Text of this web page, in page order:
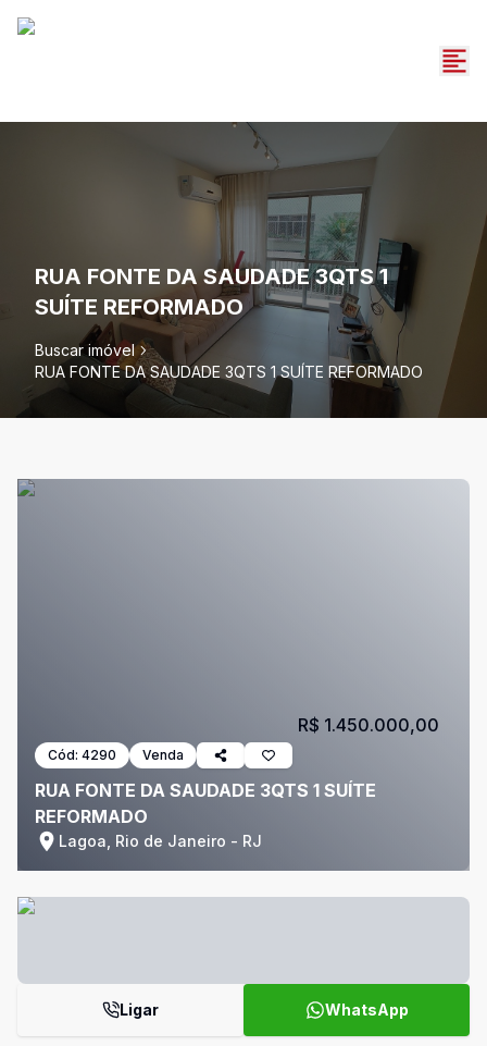
RUA FONTE DA SAUDADE 3QTS 1
SUÍTE REFORMADO
Buscar imóvel
RUA FONTE DA SAUDADE 3QTS 1 SUÍTE REFORMADO
Cód: 4290 Venda
RUA FONTE DA SAUDADE 3QTS 1 SUÍTE
REFORMADO
Lagoa, Rio de Janeiro - RJ
R$ 1.450.000,00
Ligar WhatsApp